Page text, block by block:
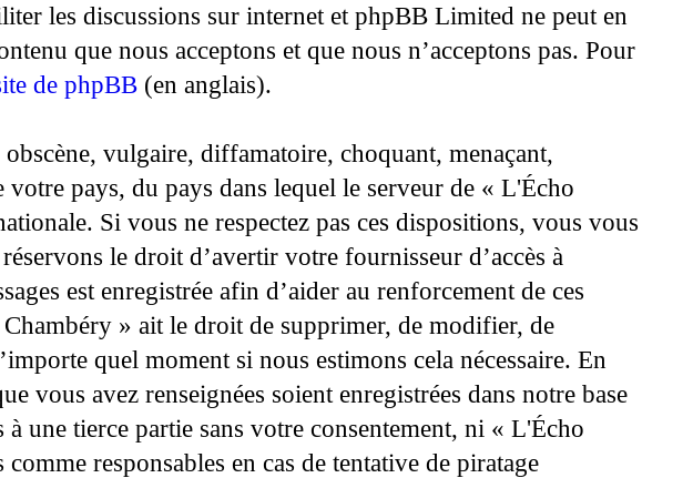
les discussions sur internet et phpBB Limited ne peut en
que nous acceptons et que nous n’acceptons pas. Pour
de phpBB (en anglais).
vulgaire, diffamatoire, choquant, menaçant,
pays, du pays dans lequel le serveur de « L'Écho
Si vous ne respectez pas ces dispositions, vous vous
le droit d’avertir votre fournisseur d’accès à
est enregistrée afin d’aider au renforcement de ces
» ait le droit de supprimer, de modifier, de
quel moment si nous estimons cela nécessaire. En
vous avez renseignées soient enregistrées dans notre base
une tierce partie sans votre consentement, ni « L'Écho
responsables en cas de tentative de piratage